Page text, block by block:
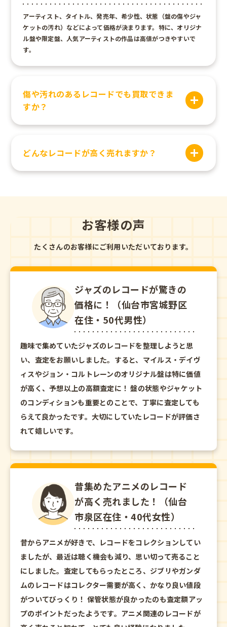
アーティスト、タイトル、発売年、希少性、状態（盤の傷やジャ
ケットの汚れ）などによって価格が決まります。特に、オリジナ
ル盤や限定盤、人気アーティストの作品は高値がつきやすいで
す。
傷や汚れのあるレコードでも買取できま
すか？
どんなレコードが高く売れますか？
お客様の声
たくさんのお客様にご利用いただいております。
ジャズのレコードが驚きの
価格に！（仙台市宮城野区
在住・50代男性）
趣味で集めていたジャズのレコードを整理しようと思
い、査定をお願いしました。すると、マイルス・デイヴ
ィスやジョン・コルトレーンのオリジナル盤は特に価値
が高く、予想以上の高額査定に！ 盤の状態やジャケット
のコンディションも重要とのことで、丁寧に査定しても
らえて良かったです。大切にしていたレコードが評価さ
れて嬉しいです。
昔集めたアニメのレコード
が高く売れました！（仙台
市泉区在住・40代女性）
昔からアニメが好きで、レコードをコレクションしてい
ましたが、最近は聴く機会も減り、思い切って売ること
にしました。査定してもらったところ、ジブリやガンダ
ムのレコードはコレクター需要が高く、かなり良い値段
がついてびっくり！ 保管状態が良かったのも査定額アッ
プのポイントだったようです。アニメ関連のレコードが